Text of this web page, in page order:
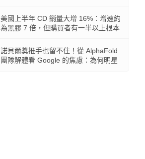
美國上半年 CD 銷量大增 16%：增速約
為黑膠 7 倍，但購買者有一半以上根本
諾貝爾獎推手也留不住！從 AlphaFold
團隊解體看 Google 的焦慮：為何明星